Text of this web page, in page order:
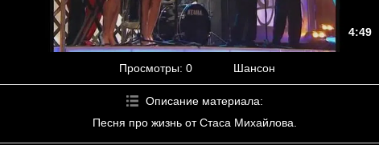
4:49
Просмотры: 0 Шансон
Описание материала:
Песня про жизнь от Стаса Михайлова.